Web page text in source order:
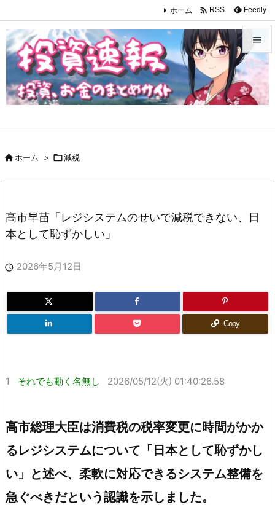




ホーム  RSS Feedly
ホーム > 減税
高市早苗「レジシステムのせいで減税できない、日
本として恥ずかしい」
 2026年5月12日
Copy
1 それでも動く名無し 2026/05/12(火) 01:40:26.58
高市総理大臣は消費税の税率変更に時間がかか
るレジシステムについて「日本として恥ずかし
い」と述べ、柔軟に対応できるシステム整備を
急ぐべきだという認識を示しました。